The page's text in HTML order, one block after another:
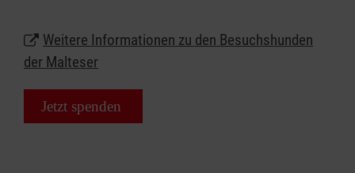
Mitarbeit beim Besuchsdienst mit Hund? Oder Sie
leiten eine Einrichtung in Landshut, in der Sie sich
einen regelmäßigen Besuch von Hunden gut
vorstellen können? Dann kontaktieren Sie uns!
Weitere Informationen zu den Besuchshunden
der Malteser
Jetzt spenden